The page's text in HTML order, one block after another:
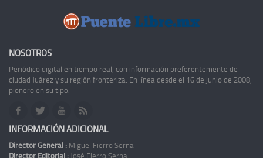
NOSOTROS
Periódico digital en tiempo real, con información preferentemente de
ciudad Juárez y su región fronteriza. En línea desde el 16 de junio de 2008,
pionero en su tipo.
INFORMACIÓN ADICIONAL
Director General : Miguel Fierro Serna
Director Editorial : José Fierro Serna